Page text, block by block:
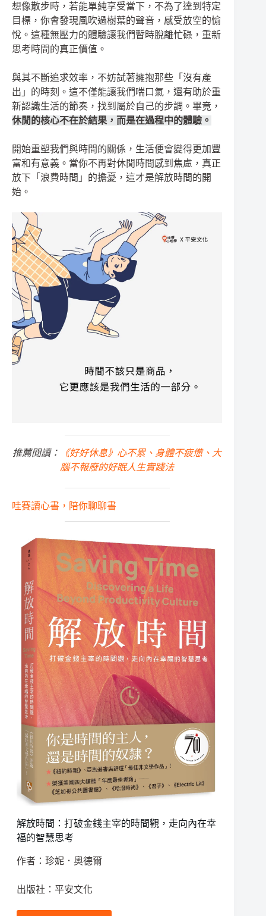
想像散步時，若能單純享受當下，不為了達到特定
目標，你會發現風吹過樹葉的聲音，感受放空的愉
悅。這種無壓力的體驗讓我們暫時脫離忙碌，重新
思考時間的真正價值。
與其不斷追求效率，不妨試著擁抱那些「沒有產
出」的時刻。這不僅能讓我們喘口氣，還有助於重
新認識生活的節奏，找到屬於自己的步調。畢竟，
休閒的核心不在於結果，而是在過程中的體驗。
開始重塑我們與時間的關係，生活便會變得更加豐
富和有意義。當你不再對休閒時間感到焦慮，真正
放下「浪費時間」的擔憂，這才是解放時間的開
始。
推薦閱讀：
《好好休息》心不累、身體不疲憊、大
腦不報廢的好眠人生實踐法
哇賽讀心書，陪你聊聊書
解放時間：打破金錢主宰的時間觀，走向內在幸
福的智慧思考
作者：珍妮．奧德爾
出版社：平安文化